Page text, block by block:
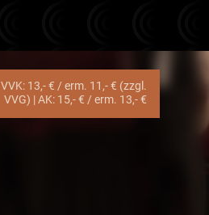
VVK: 13,- € / erm. 11,- € (zzgl.
VVG) | AK: 15,- € / erm. 13,- €